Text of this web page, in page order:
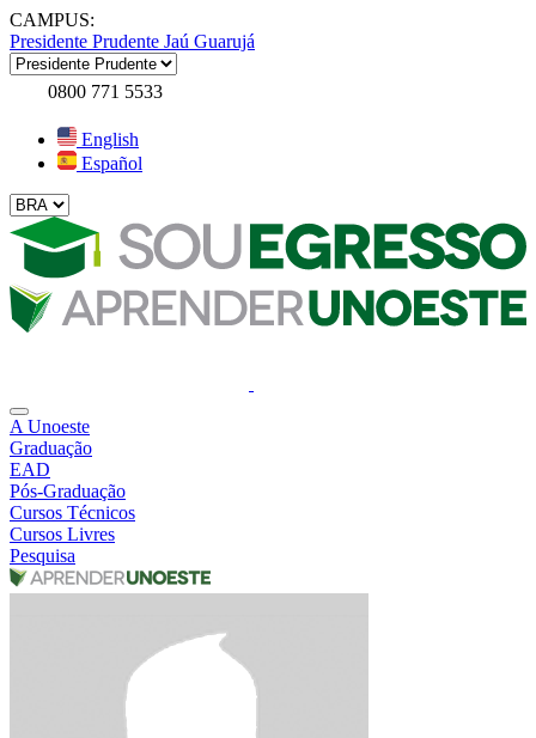
CAMPUS:
Presidente Prudente Jaú Guarujá
0800 771 5533
English
Español
A Unoeste
Graduação
EAD
Pós-Graduação
Cursos Técnicos
Cursos Livres
Pesquisa